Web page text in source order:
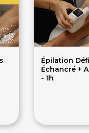
Épilation
Échancré +
- 1h